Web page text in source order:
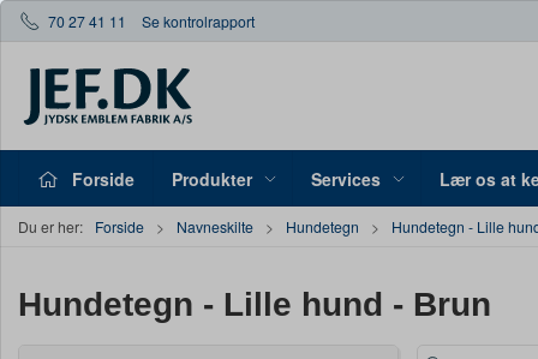
70 27 41 11 Se kontrolrapport
Forside Produkter Services Lær os at
Du er her: Forside Navneskilte Hundetegn Hundetegn - Lille
Hundetegn - Lille hund - Brun